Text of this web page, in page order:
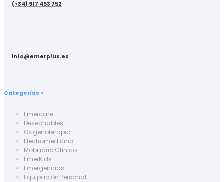
(+34) 917 453 752
info@emerplus.es
Categorías +
Emercare
Desechables
Oxigenoterapia
Electromedicina
Mobiliario Clínico
EmerKids
Emergencias
Equipación Personal